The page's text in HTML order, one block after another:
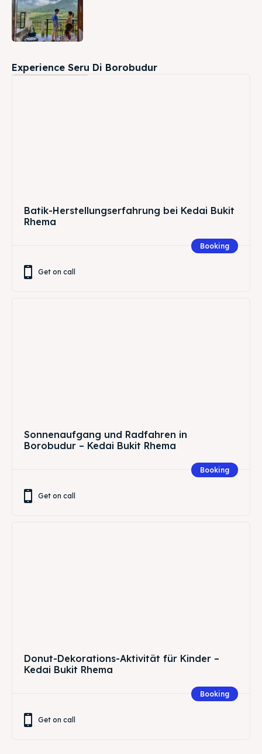
Experience Seru Di Borobudur
Batik-Herstellungserfahrung bei Kedai Bukit
Rhema
Booking
Get on call
Sonnenaufgang und Radfahren in
Borobudur – Kedai Bukit Rhema
Booking
Get on call
Donut-Dekorations-Aktivität für Kinder –
Kedai Bukit Rhema
Booking
Get on call